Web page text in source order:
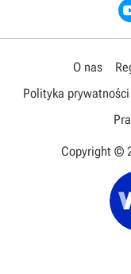
O nas
Polityka prywatności
Copyright ©